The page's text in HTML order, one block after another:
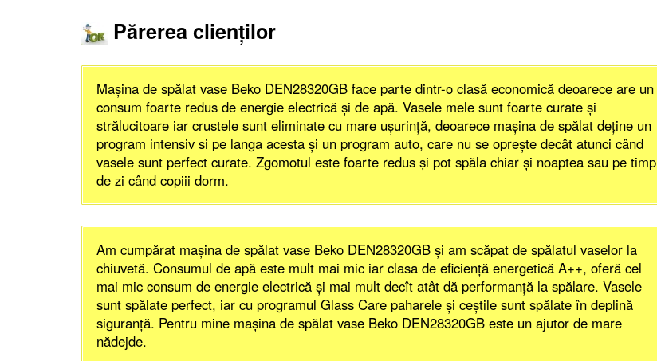
Părerea clienţilor
Maşina de spălat vase Beko DEN28320GB face parte dintr-o clasă economică deoarece are un
consum foarte redus de energie electrică şi de apă. Vasele mele sunt foarte curate şi
strălucitoare iar crustele sunt eliminate cu mare uşurinţă, deoarece maşina de spălat deţine un
program intensiv si pe langa acesta şi un program auto, care nu se opreşte decât atunci când
vasele sunt perfect curate. Zgomotul este foarte redus şi pot spăla chiar şi noaptea sau pe timp
de zi când copiii dorm.
Am cumpărat maşina de spălat vase Beko DEN28320GB şi am scăpat de spălatul vaselor la
chiuvetă. Consumul de apă este mult mai mic iar clasa de eficienţă energetică A++, oferă cel
mai mic consum de energie electrică şi mai mult decît atât dă performanţă la spălare. Vasele
sunt spălate perfect, iar cu programul Glass Care paharele şi ceştile sunt spălate în deplină
siguranţă. Pentru mine maşina de spălat vase Beko DEN28320GB este un ajutor de mare
nădejde.